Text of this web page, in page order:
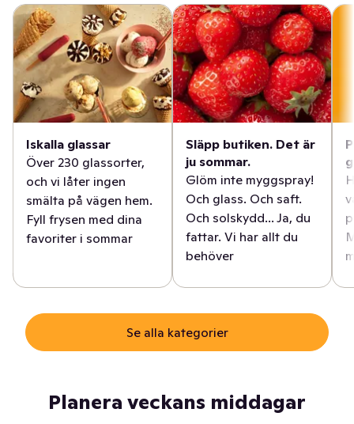
Iskalla glassar
Över 230 glassorter,
och vi låter ingen
smälta på vägen hem.
Fyll frysen med dina
favoriter i sommar
Släpp butiken. Det är
ju sommar.
Glöm inte myggspray!
Och glass. Och saft.
Och solskydd... Ja, du
fattar. Vi har allt du
behöver
Se alla kategorier
Planera veckans middagar